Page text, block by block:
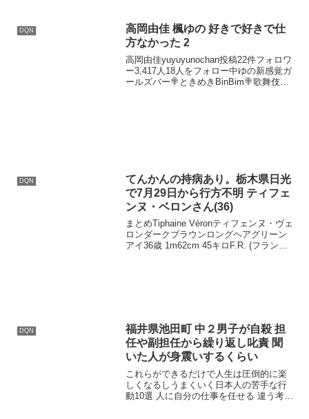
DQN
高岡由佳 楓ゆの 好きで好きで仕
方なかった 2
高岡由佳yuyuyunochan投稿22件フォロワ
ー3,417人18人をフォロー中ゆの新感覚ガ
ールズバー🍭ときめきBinBim🍭歌舞伎町
DQN
てんかんの持病あり。栃木県日光
で7月29日から行方不明 ティフェ
ンヌ・ベロンさん(36)
まとめTiphaine Véronティフェンヌ・ヴェ
ロンダークブラウンロングヘアグリーン
アイ36歳 1m62cm 45キロF.R. (フランソ
DQN
福井県池田町 中２男子が自殺 担
任や副担任から繰り返し叱責 聞
いた人が身震いするくらい
これらができるだけで人生は圧倒的に楽
しくなるしうまくいく日本人の苦手な行
動10選 人に自分の仕事を任せる 違う考え